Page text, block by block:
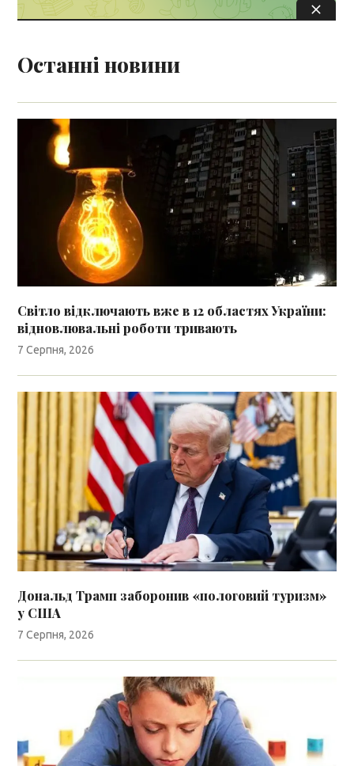
Останні новини
Світло відключають вже в 12 областях України:
відновлювальні роботи тривають
7 Серпня, 2026
Дональд Трамп заборонив «пологовий туризм»
у США
7 Серпня, 2026